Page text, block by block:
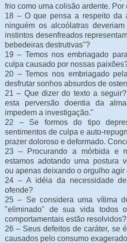
frio como uma colisão ardente. Por
18 – O que pensa a respeito da
ninguém os alcoólatras
instintos desenfreados
bebedeiras destrutivas"?
19 – Temos nos embriagado
culpa causado por nossas
20 – Temos nos embriagado
desfrutar sonhos absurdos de
21 – Que dizer do texto a
esta perversão doentia da
impedem a investigação."
22 – Se formos do tipo
sentimentos de culpa e auto-
prazer doloroso e deformado.
23 – Procurando a mórbida e
estamos adotando uma postura
ou apenas deixando o orgulho
24 – A idéia da necessidade
ofende?
25 – Se considera uma vítima
"eliminado" de sua vida todos
comportamentais estão resolvidos?
26 – Seus defeitos de caráter, se
causados pelo consumo